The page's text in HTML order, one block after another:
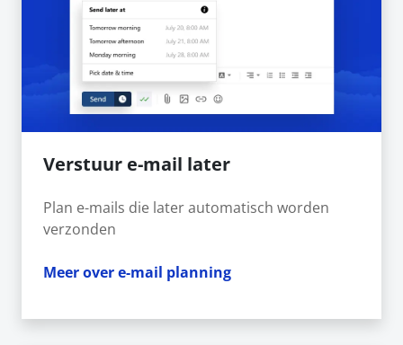
Verstuur e-mail later
Plan e-mails die later automatisch worden
verzonden
Meer over e-mail planning